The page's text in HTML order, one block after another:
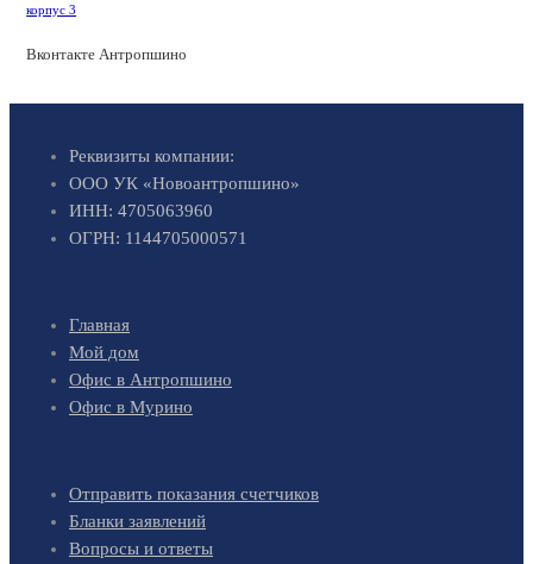
корпус 3
Вконтакте Антропшино
Реквизиты компании:
ООО УК «Новоантропшино»
ИНН: 4705063960
ОГРН: 1144705000571
Главная
Мой дом
Офис в Антропшино
Офис в Мурино
Отправить показания счетчиков
Бланки заявлений
Вопросы и ответы